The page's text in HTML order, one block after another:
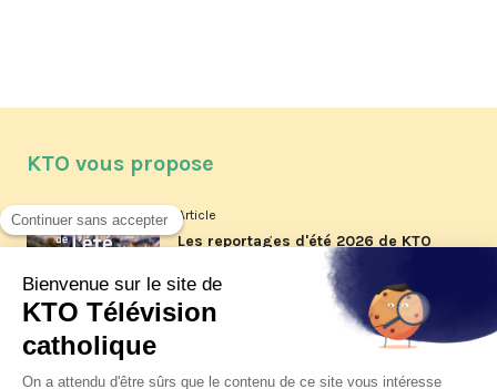
KTO vous propose
Article
Les reportages d'été 2026 de KTO
Article
La visite pastorale du pape Léon
jeudi 6 août